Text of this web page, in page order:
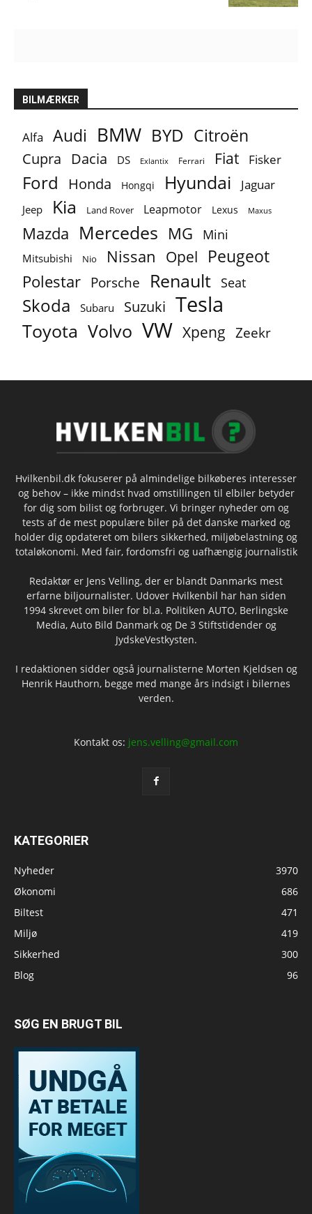
BILMÆRKER
Alfa Audi BMW BYD Citroën
Cupra Dacia DS Exlantix Ferrari Fiat Fisker
Ford Honda Hongqi Hyundai Jaguar
Jeep Kia Land Rover Leapmotor Lexus Maxus
Mazda Mercedes MG Mini
Mitsubishi Nio Nissan Opel Peugeot
Polestar Porsche Renault Seat
Skoda Subaru Suzuki Tesla
Toyota Volvo VW Xpeng Zeekr
Hvilkenbil.dk fokuserer på almindelige bilkøberes interesser
og behov – ikke mindst hvad omstillingen til elbiler betyder
for dig som bilist og forbruger. Vi bringer nyheder om og
tests af de mest populære biler på det danske marked og
holder dig opdateret om bilers sikkerhed, miljøbelastning og
totaløkonomi. Med fair, fordomsfri og uafhængig journalistik
Redaktør er Jens Velling, der er blandt Danmarks mest
erfarne biljournalister. Udover Hvilkenbil har han siden
1994 skrevet om biler for bl.a. Politiken AUTO, Berlingske
Media, Auto Bild Danmark og De 3 Stiftstidender og
JydskeVestkysten.
I redaktionen sidder også journalisterne Morten Kjeldsen og
Henrik Hauthorn, begge med mange års indsigt i bilernes
verden.
Kontakt os: jens.velling@gmail.com
KATEGORIER
Nyheder
3970
Økonomi
686
Biltest
471
Miljø
419
Sikkerhed
300
Blog
96
SØG EN BRUGT BIL